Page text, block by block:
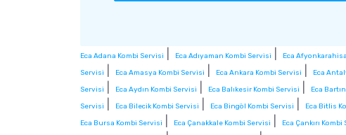
Eca Adana Kombi Servisi Eca Adıyaman Kombi Servisi Eca
Servisi
Eca Amasya Kombi Servisi Eca Ankara Kombi Servisi Eca
Servisi
Eca Aydın Kombi Servisi Eca Balıkesir Kombi Servisi Eca
Servisi
Eca Bilecik Kombi Servisi Eca Bingöl Kombi Servisi Eca Bitlis
Eca Bursa Kombi Servisi Eca Çanakkale Kombi Servisi Eca Çankırı Kombi